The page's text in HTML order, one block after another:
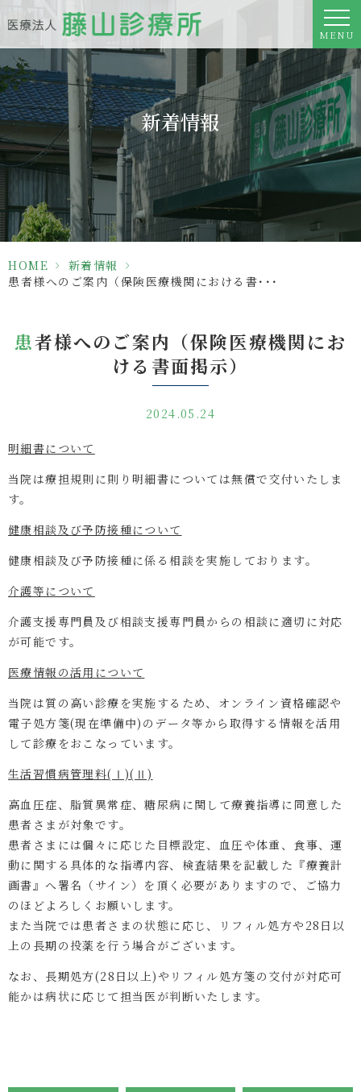
MENU
新着情報
HOME > 新着情報 >
患者様へのご案内（保険医療機関における書･･･
患者様へのご案内（保険医療機関にお
ける書面掲示）
2024.05.24
明細書について
当院は療担規則に則り明細書については無償で交付いたしま
す。
健康相談及び予防接種について
健康相談及び予防接種に係る相談を実施しております。
介護等について
介護支援専門員及び相談支援専門員からの相談に適切に対応
が可能です。
医療情報の活用について
当院は質の高い診療を実施するため、オンライン資格確認や
電子処方箋(現在準備中)のデータ等から取得する情報を活用
して診療をおこなっています。
生活習慣病管理料(Ⅰ)(Ⅱ)
高血圧症、脂質異常症、糖尿病に関して療養指導に同意した
患者さまが対象です。
患者さまには個々に応じた目標設定、血圧や体重、食事、運
動に関する具体的な指導内容、検査結果を記載した『療養計
画書』へ署名（サイン）を頂く必要がありますので、ご協力
のほどよろしくお願いします。
また当院では患者さまの状態に応じ、リフィル処方や28日以
上の長期の投薬を行う場合がございます。
なお、長期処方(28日以上)やリフィル処方箋の交付が対応可
能かは病状に応じて担当医が判断いたします。